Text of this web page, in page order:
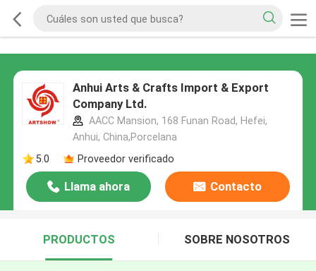
Anhui Arts & Crafts Import & Export
Company Ltd.
AACC Mansion, 168 Funan Road, Hefei,
Anhui, China,Porcelana
5.0
Proveedor verificado
Llama ahora Contacto
PRODUCTOS SOBRE NOSOTROS